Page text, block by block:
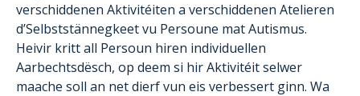
verschiddenen Aktivitéiten a verschiddenen Atelieren
d’Selbststännegkeet vu Persoune mat Autismus.
Heivir kritt all Persoun hiren individuellen
Aarbechtsdësch, op deem si hir Aktivitéit selwer
maache soll an net dierf vun eis verbessert ginn. Wa